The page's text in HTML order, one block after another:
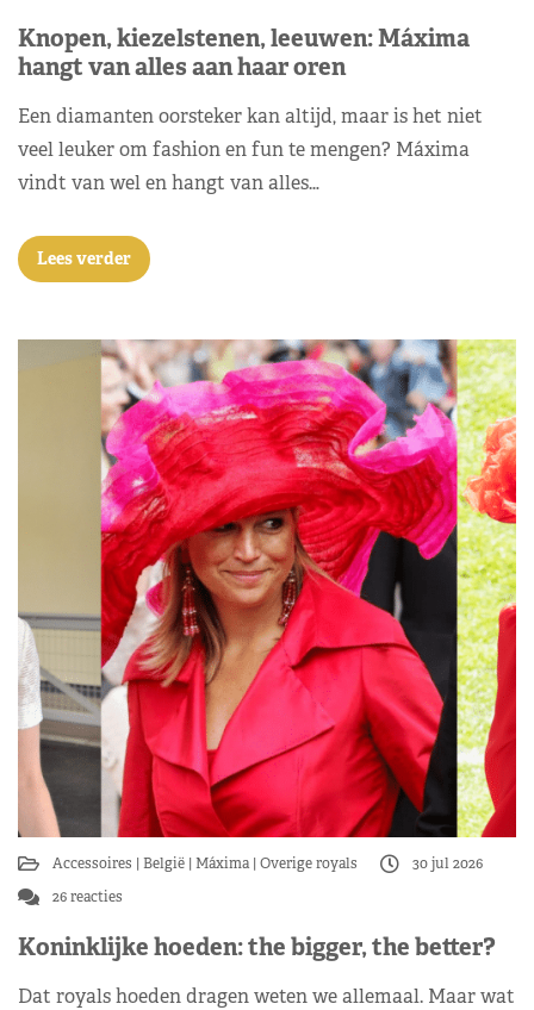
Knopen, kiezelstenen, leeuwen: Máxima
hangt van alles aan haar oren
Een diamanten oorsteker kan altijd, maar is het niet
veel leuker om fashion en fun te mengen? Máxima
vindt van wel en hangt van alles…
Lees verder
Accessoires België Máxima Overige royals
30 jul 2026
26 reacties
Koninklijke hoeden: the bigger, the better?
Dat royals hoeden dragen weten we allemaal. Maar wat